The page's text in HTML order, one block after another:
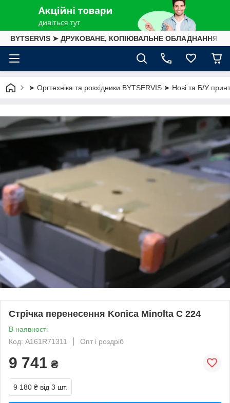
BYTSERVIS ➤ ДРУКОВАНЕ, КОПІЮВАЛЬНЕ ОБЛАДНАННЯ
➤ Оргтехніка та розхідники BYTSERVIS ➤ Нові та Б/У
Стрічка перенесення Konica Minolta C 224
В наявності
Код: A161R71311
Опт і роздріб
9 741 ₴
9 180 ₴ від 3 шт.